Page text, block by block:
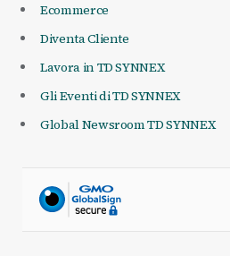
Ecommerce
Diventa Cliente
Lavora in TD SYNNEX
Gli Eventi di TD SYNNEX
Global Newsroom TD SYNNEX